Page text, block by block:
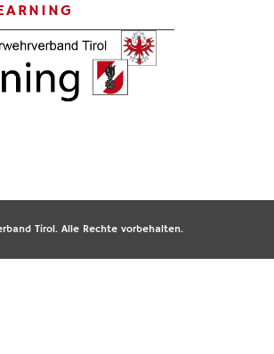
Tirol. Alle Rechte vorbehalten.